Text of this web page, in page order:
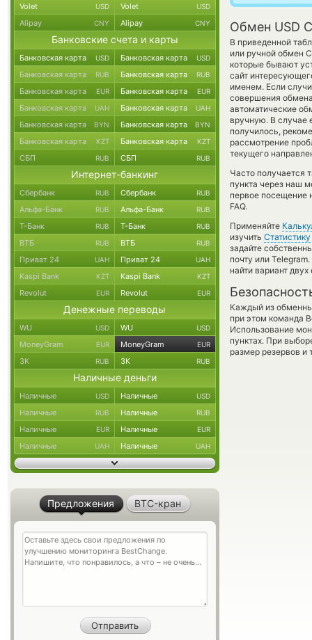
Обмен USD
В приведенной
или ручной обмен
которые бывают
сайт
именем. Если
совершения
автоматические
вручную. В случае
получилось,
рассмотрение
текущего
Часто получается
пункта через наш
первое посещение
FAQ.
Применяйте
изучить Статистику
задайте
почту или
найти вариант
Каждый из
при этом команда
Использование
пунктах. При
размер резервов и
Volet USD Volet USD
Alipay CNY Alipay CNY
Банковские счета и карты
Банковская карта USD Банковская карта USD
Банковская карта RUB Банковская карта RUB
Банковская карта EUR Банковская карта EUR
Банковская карта UAH Банковская карта UAH
Банковская карта BYN Банковская карта BYN
Банковская карта KZT Банковская карта KZT
СБП RUB СБП RUB
Интернет-банкинг
Сбербанк RUB Сбербанк RUB
Альфа-Банк RUB Альфа-Банк RUB
Т-Банк RUB Т-Банк RUB
ВТБ RUB ВТБ RUB
Приват 24 UAH Приват 24 UAH
Kaspi Bank KZT Kaspi Bank KZT
Revolut EUR Revolut EUR
Денежные переводы
WU USD WU USD
MoneyGram EUR MoneyGram EUR
ЗК RUB ЗК RUB
Наличные деньги
Наличные USD Наличные USD
Наличные RUB Наличные RUB
Наличные EUR Наличные EUR
Наличные UAH Наличные UAH
Предложения BTC-кран